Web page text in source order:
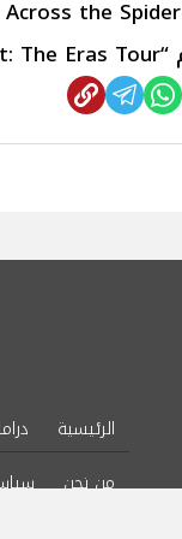
الرئيسية دراما
من نحن